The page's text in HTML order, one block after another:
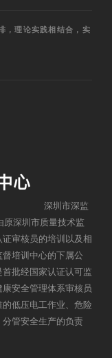
，理论实践相结合，实
深圳市深监
原深圳市质量技术监
审核员的培训以及相
培训中心的下属公
批经国家认证认可监
安全管理体系审核员
低压电工作业、危险
管安全生产的负责